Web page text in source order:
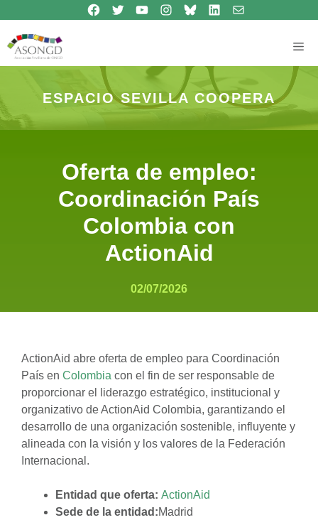
contenido
Síguenos en Facebook
Síguenos en TwitterSíguenos en Youtube
Síguenos en Instagram
Bluesky
Síguenos en Linkedincontacto
ESPACIO SEVILLA COOPERA
Oferta de empleo:
Coordinación País
Colombia con
ActionAid
02/07/2026
ActionAid abre oferta de empleo para Coordinación
País en Colombia con el fin de ser responsable de
proporcionar el liderazgo estratégico, institucional y
organizativo de ActionAid Colombia, garantizando el
desarrollo de una organización sostenible, influyente y
alineada con la visión y los valores de la Federación
Internacional.
Entidad que oferta: ActionAid
Sede de la entidad:Madrid